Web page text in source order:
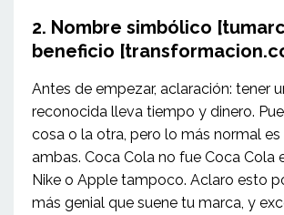
2. Nombre simbólico
beneficio
Antes de empezar, aclaración: tener
reconocida lleva tiempo y dinero.
cosa o la otra, pero lo más normal es
ambas. Coca Cola no fue Coca Cola
Nike o Apple tampoco. Aclaro esto
más genial que suene tu marca, y